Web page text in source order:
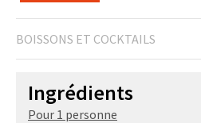
BOISSONS ET COCKTAILS
Ingrédients
Pour 1 personne